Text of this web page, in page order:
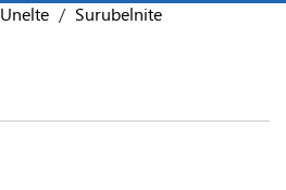
Unelte / Surubelnite